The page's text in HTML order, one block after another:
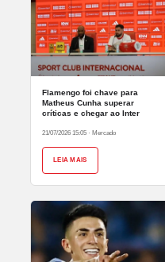
Flamengo foi chave para
Matheus Cunha superar
críticas e chegar ao Inter
21/07/2026 15:05 · Mercado
LEIA MAIS